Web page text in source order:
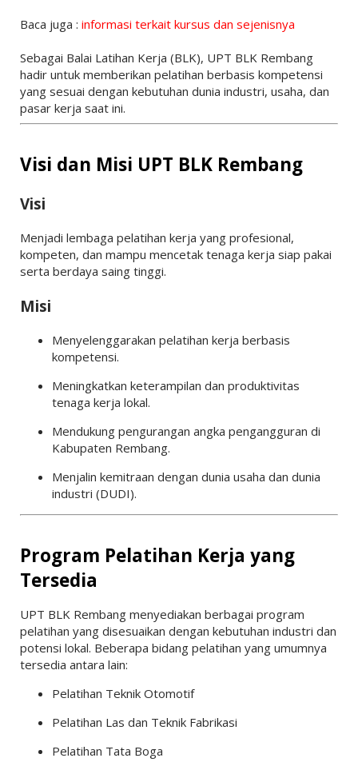
Baca juga : informasi terkait kursus dan sejenisnya
Sebagai Balai Latihan Kerja (BLK), UPT BLK Rembang
hadir untuk memberikan pelatihan berbasis kompetensi
yang sesuai dengan kebutuhan dunia industri, usaha, dan
pasar kerja saat ini.
Visi dan Misi UPT BLK Rembang
Visi
Menjadi lembaga pelatihan kerja yang profesional,
kompeten, dan mampu mencetak tenaga kerja siap pakai
serta berdaya saing tinggi.
Misi
Menyelenggarakan pelatihan kerja berbasis
kompetensi.
Meningkatkan keterampilan dan produktivitas
tenaga kerja lokal.
Mendukung pengurangan angka pengangguran di
Kabupaten Rembang.
Menjalin kemitraan dengan dunia usaha dan dunia
industri (DUDI).
Program Pelatihan Kerja yang
Tersedia
UPT BLK Rembang menyediakan berbagai program
pelatihan yang disesuaikan dengan kebutuhan industri dan
potensi lokal. Beberapa bidang pelatihan yang umumnya
tersedia antara lain:
Pelatihan Teknik Otomotif
Pelatihan Las dan Teknik Fabrikasi
Pelatihan Tata Boga